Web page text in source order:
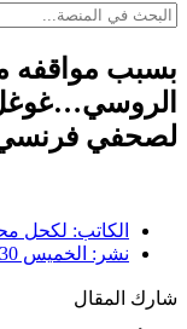
بسبب مواقفه
لصحفي
الكاتب: لكحل
نشر: الخميس 30 مارس 2023 [13:11 مساءً] بتوقيت الجزائر
شارك المقال